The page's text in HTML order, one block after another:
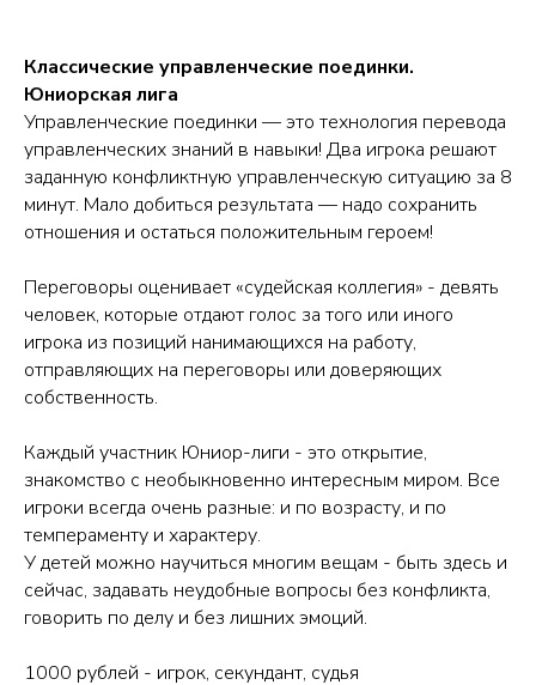
Классические управленческие поединки.
Юниорская лига
Управленческие поединки — это технология перевода
управленческих знаний в навыки! Два игрока решают
заданную конфликтную управленческую ситуацию за 8
минут. Мало добиться результата — надо сохранить
отношения и остаться положительным героем!
Переговоры оценивает «судейская коллегия» - девять
человек, которые отдают голос за того или иного
игрока из позиций нанимающихся на работу,
отправляющих на переговоры или доверяющих
собственность.
Каждый участник Юниор-лиги - это открытие,
знакомство с необыкновенно интересным миром. Все
игроки всегда очень разные: и по возрасту, и по
темпераменту и характеру.
У детей можно научиться многим вещам - быть здесь и
сейчас, задавать неудобные вопросы без конфликта,
говорить по делу и без лишних эмоций.
1000 рублей - игрок, секундант, судья